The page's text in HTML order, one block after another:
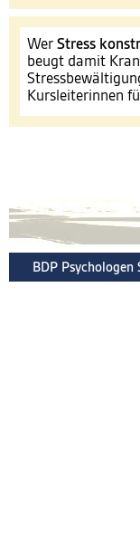
Wer Stress
beugt damit
Kursleiterinnen
BDP Psychologen